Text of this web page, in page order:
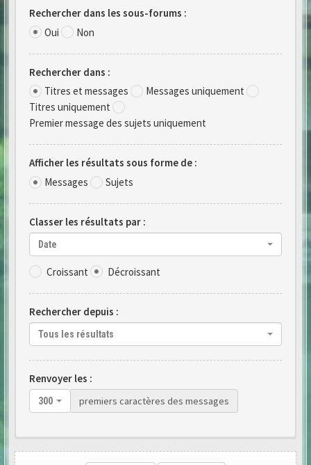
Rechercher dans les sous-forums :
Oui
Non
Rechercher dans :
Titres et messages
Messages uniquement
Titres uniquement
Premier message des sujets uniquement
Afficher les résultats sous forme de :
Messages
Sujets
Classer les résultats par :
Date
Croissant Décroissant
Rechercher depuis :
Tous les résultats
Renvoyer les :
300 premiers caractères des messages